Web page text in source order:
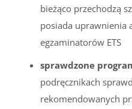
bieżąco przechodzą
posiada uprawnienia
egzaminatorów ETS
sprawdzone
podręcznikach
rekomendowanych